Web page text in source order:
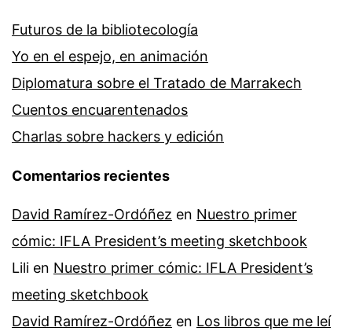
Futuros de la bibliotecología
Yo en el espejo, en animación
Diplomatura sobre el Tratado de Marrakech
Cuentos encuarentenados
Charlas sobre hackers y edición
Comentarios recientes
David Ramírez-Ordóñez en Nuestro primer
cómic: IFLA President’s meeting sketchbook
Lili en Nuestro primer cómic: IFLA President’s
meeting sketchbook
David Ramírez-Ordóñez en Los libros que me leí